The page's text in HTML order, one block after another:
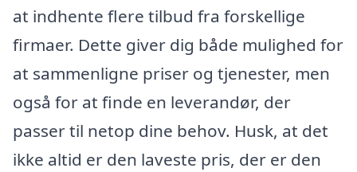
at indhente flere tilbud fra forskellige
firmaer. Dette giver dig både mulighed for
at sammenligne priser og tjenester, men
også for at finde en leverandør, der
passer til netop dine behov. Husk, at det
ikke altid er den laveste pris, der er den